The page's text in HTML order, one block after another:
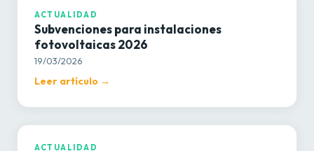
ACTUALIDAD
Subvenciones para instalaciones
fotovoltaicas 2026
19/03/2026
Leer artículo →
ACTUALIDAD
ACTUALIDAD